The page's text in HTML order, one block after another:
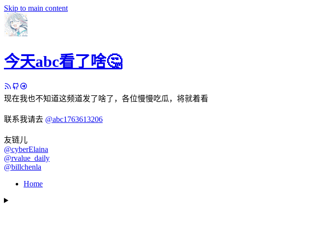
Skip to main content
今天abc看了啥🤔
现在我也不知道这频道发了啥了，各位慢慢吃瓜，将就着看
联系我请去 @abc1763613206
友链儿
@cyberElaina
@rvalue_daily
@billchenla
Home